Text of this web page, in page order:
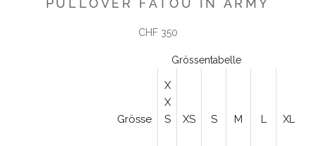
PULLOVER FATOU IN ARMY
Angebot
CHF 350
Grössentabelle
Grösse
X
X
S
XS S M L XL